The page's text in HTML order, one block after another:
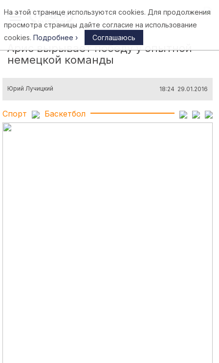
Афины
Арис вырывает победу у опытной
немецкой команды
Юрий Лучицкий 18:24 29.01.2016
Спорт Баскетбол
На этой странице используются cookies. Для продолжения
просмотра страницы дайте согласие на использование
cookies. Подробнее › Соглашаюсь